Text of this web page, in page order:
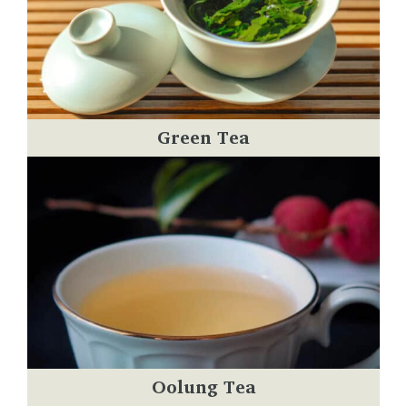
Green Tea
Oolung Tea